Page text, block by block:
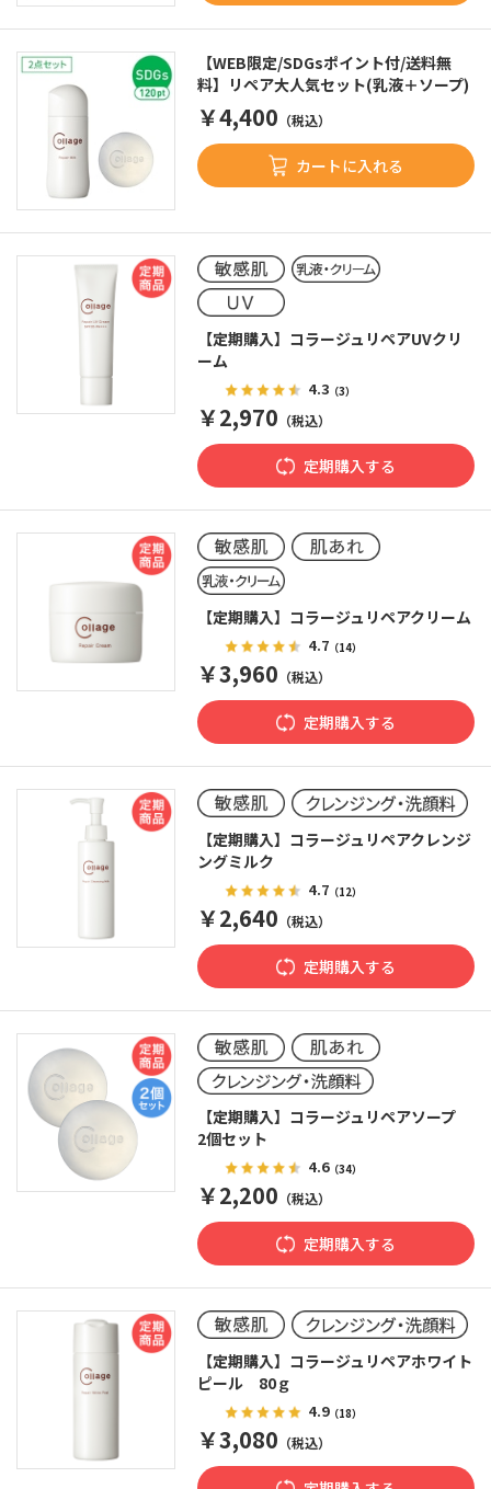
【WEB限定/SDGsポイント付/送料無
料】リペア大人気セット(乳液＋ソープ)
￥4,400 （税込）
カートに入れる
【定期購入】コラージュリペアUVクリ
ーム
4.3（3）
￥2,970 （税込）
定期購入する
【定期購入】コラージュリペアクリーム
4.7（14）
￥3,960 （税込）
定期購入する
【定期購入】コラージュリペアクレンジ
ングミルク
4.7（12）
￥2,640 （税込）
定期購入する
【定期購入】コラージュリペアソープ
2個セット
4.6（34）
￥2,200 （税込）
定期購入する
【定期購入】コラージュリペアホワイト
ピール 80ｇ
4.9（18）
￥3,080 （税込）